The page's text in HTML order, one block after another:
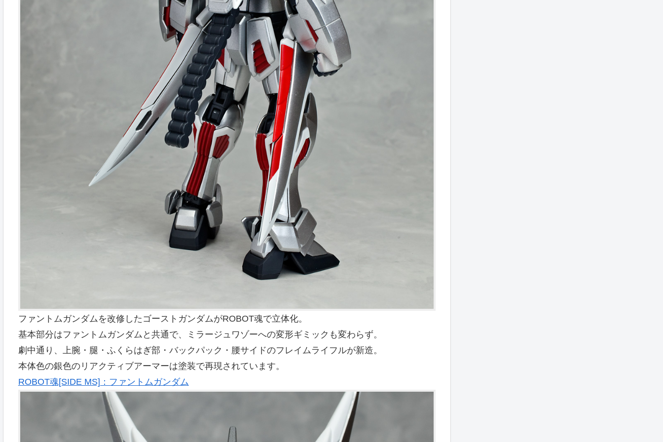
ファントムガンダムを改修したゴーストガンダムがROBOT魂で立体化。
基本部分はファントムガンダムと共通で、ミラージュワゾーへの変形ギミックも変わらず。
劇中通り、上腕・腿・ふくらはぎ部・バックパック・腰サイドのフレイムライフルが新造。
本体色の銀色のリアクティブアーマーは塗装で再現されています。
ROBOT魂[SIDE MS]：ファントムガンダム